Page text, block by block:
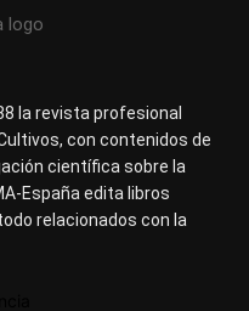
la revista profesional
con contenidos de
científica sobre la
España edita libros
relacionados con la